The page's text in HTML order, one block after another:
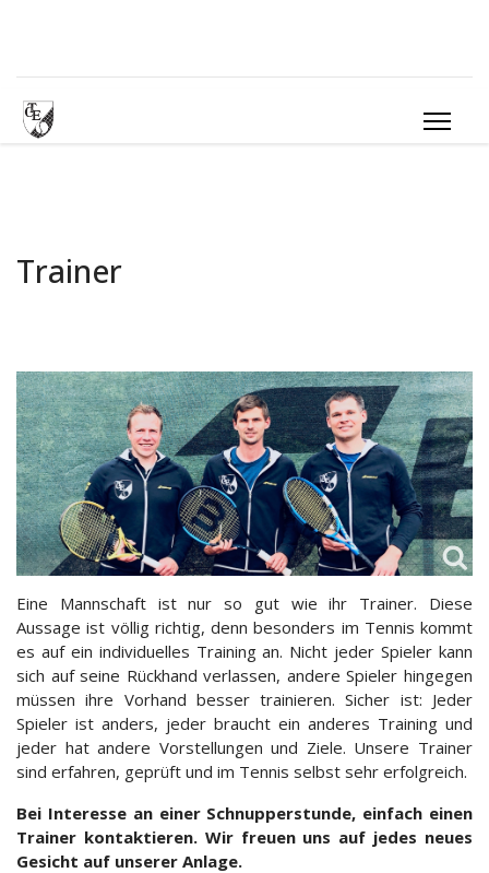
Trainer
Eine Mannschaft ist nur so gut wie ihr Trainer. Diese
Aussage ist völlig richtig, denn besonders im Tennis kommt
es auf ein individuelles Training an. Nicht jeder Spieler kann
sich auf seine Rückhand verlassen, andere Spieler hingegen
müssen ihre Vorhand besser trainieren. Sicher ist: Jeder
Spieler ist anders, jeder braucht ein anderes Training und
jeder hat andere Vorstellungen und Ziele. Unsere Trainer
sind erfahren, geprüft und im Tennis selbst sehr erfolgreich.
Bei Interesse an einer Schnupperstunde, einfach einen
Trainer kontaktieren. Wir freuen uns auf jedes neues
Gesicht auf unserer Anlage.